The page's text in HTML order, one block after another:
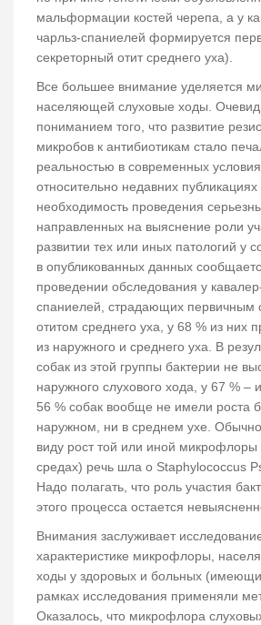
мальформации костей черепа, а у
чарльз-спаниелей формируется
секреторный отит среднего уха).
Все большее внимание уделяется
населяющей слуховые ходы.
пониманием того, что развитие
микробов к антибиотикам стало
реальностью в современных
относительно недавних публикациях
необходимость проведения
направленных на выяснение роли
развитии тех или иных патологий у
в опубликованных данных
проведении обследования у
спаниелей, страдающих первичным
отитом среднего уха, у 68 % из них
из наружного и среднего уха. В
собак из этой группы бактерии не
наружного слухового хода, у 67 % –
56 % собак вообще не имели роста
наружном, ни в среднем ухе.
виду рост той или иной микрофлоры
средах) речь шла о Staphylococcus
Надо полагать, что роль участия
этого процесса остается
Внимания заслуживает
характеристике микрофлоры,
ходы у здоровых и больных
рамках исследования применяли
Оказалось, что микрофлора